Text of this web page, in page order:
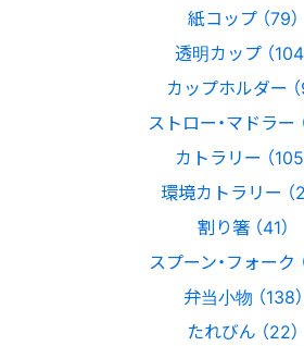
紙コップ （79）
透明カップ （104
カップホルダー （
ストロー・マドラー
カトラリー （105
環境カトラリー （
割り箸 （41）
スプーン・フォーク
弁当小物 （138）
たれびん （22）